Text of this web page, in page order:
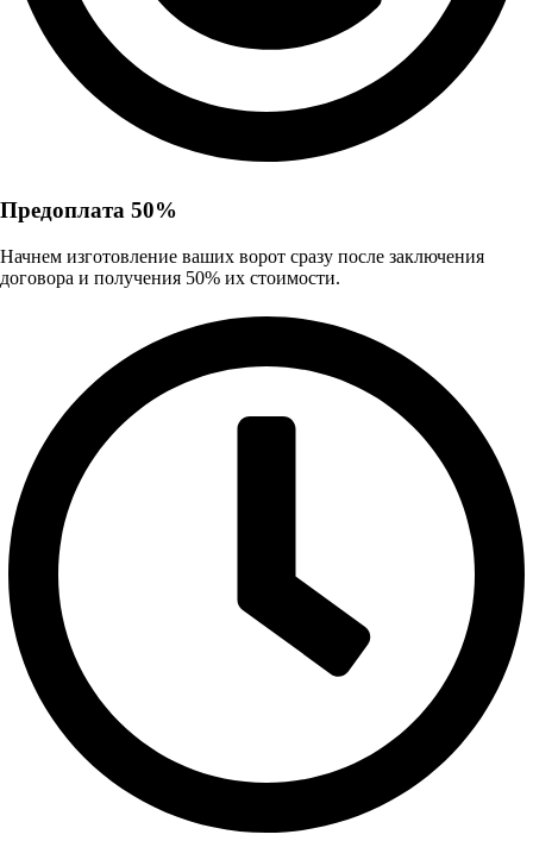
Предоплата 50%
Начнем изготовление ваших ворот сразу после заключения
договора и получения 50% их стоимости.